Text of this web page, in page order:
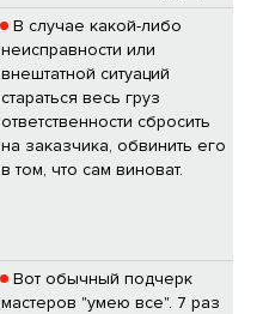
В случае какой-либо
неисправности или
внештатной ситуаций
стараться весь груз
ответственности сбросить
на заказчика, обвинить его
в том, что сам виноват.
Вот обычный подчерк
мастеров "умею все". 7 раз